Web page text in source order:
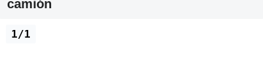
camión
1/1